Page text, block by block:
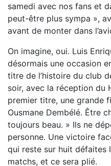
samedi avec nos fans et
peut-être plus sympa »,
avant de monter dans
On imagine, oui. Luis
désormais une occasion
titre de l’histoire du club
soir, avec la réception du
premier titre, une grande
Ousmane Dembélé. Être
toujours beau. » Ils ne
personne. Une victoire
qui reste sur huit défaites
matchs, et ce sera plié.